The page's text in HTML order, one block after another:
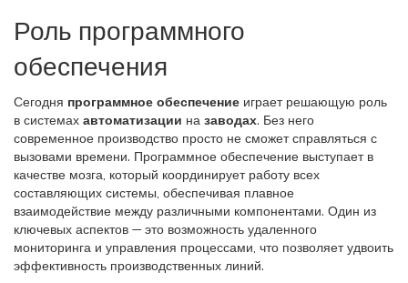
Роль программного
обеспечения
Сегодня программное обеспечение играет решающую роль
в системах автоматизации на заводах. Без него
современное производство просто не сможет справляться с
вызовами времени. Программное обеспечение выступает в
качестве мозга, который координирует работу всех
составляющих системы, обеспечивая плавное
взаимодействие между различными компонентами. Один из
ключевых аспектов — это возможность удаленного
мониторинга и управления процессами, что позволяет удвоить
эффективность производственных линий.